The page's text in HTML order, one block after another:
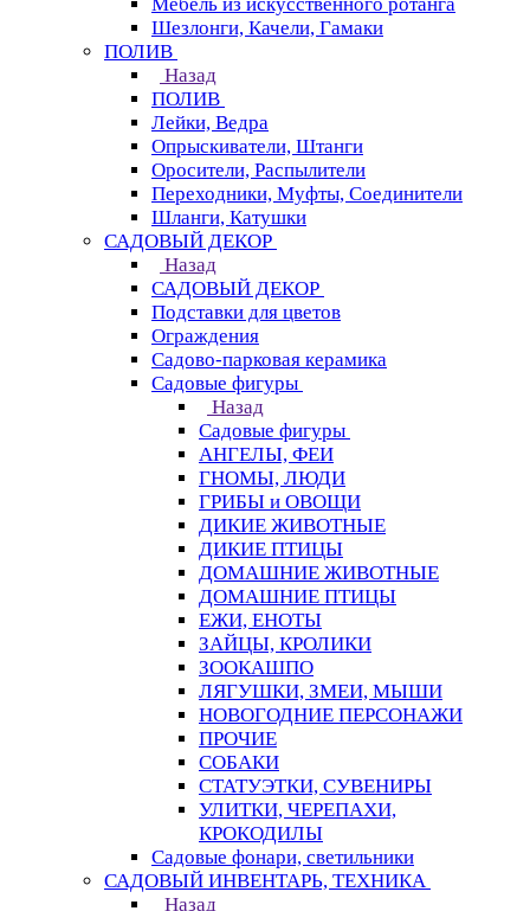
Шезлонги, Качели, Гамаки
ПОЛИВ
Назад
ПОЛИВ
Лейки, Ведра
Опрыскиватели, Штанги
Оросители, Распылители
Переходники, Муфты, Соединители
Шланги, Катушки
САДОВЫЙ ДЕКОР
Назад
САДОВЫЙ ДЕКОР
Подставки для цветов
Ограждения
Садово-парковая керамика
Садовые фигуры
Назад
Садовые фигуры
АНГЕЛЫ, ФЕИ
ГНОМЫ, ЛЮДИ
ГРИБЫ и ОВОЩИ
ДИКИЕ ЖИВОТНЫЕ
ДИКИЕ ПТИЦЫ
ДОМАШНИЕ ЖИВОТНЫЕ
ДОМАШНИЕ ПТИЦЫ
ЕЖИ, ЕНОТЫ
ЗАЙЦЫ, КРОЛИКИ
ЗООКАШПО
ЛЯГУШКИ, ЗМЕИ, МЫШИ
НОВОГОДНИЕ ПЕРСОНАЖИ
ПРОЧИЕ
СОБАКИ
СТАТУЭТКИ, СУВЕНИРЫ
УЛИТКИ, ЧЕРЕПАХИ,
КРОКОДИЛЫ
Садовые фонари, светильники
САДОВЫЙ ИНВЕНТАРЬ, ТЕХНИКА
Назад